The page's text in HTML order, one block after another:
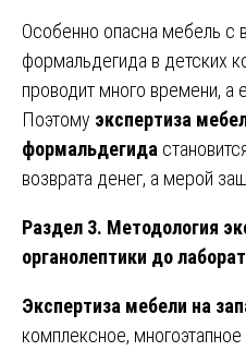
Особенно опасна мебель
формальдегида в детских
проводит много времени, а
Поэтому экспертиза
формальдегида
возврата денег, а мерой
Раздел 3. Методология
органолептики до
Экспертиза мебели на
комплексное,